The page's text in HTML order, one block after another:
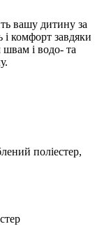
вашу дитину за
і комфорт завдяки
і водо- та
поліестер,